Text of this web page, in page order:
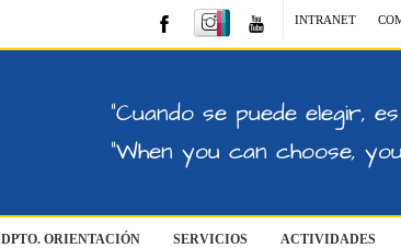
INTRANET
"Cuando se puede elegir,
"When you can choose,
DPTO. ORIENTACIÓN SERVICIOS ACTIVIDADES